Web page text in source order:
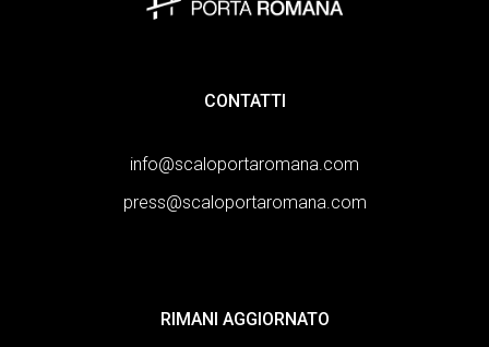
CONTATTI
info@scaloportaromana.com
press@scaloportaromana.com
RIMANI AGGIORNATO